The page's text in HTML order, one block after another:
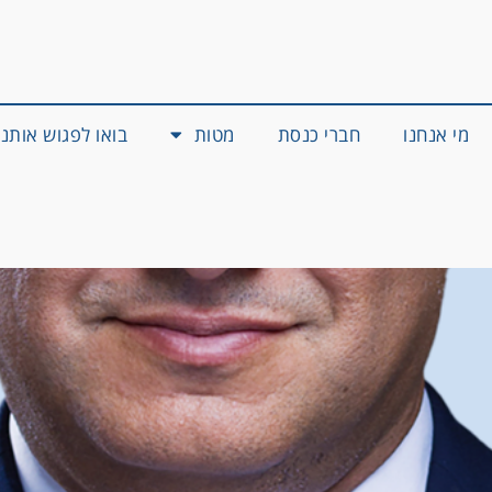
מי אנחנו חברי כנסת מטות בואו לפגוש